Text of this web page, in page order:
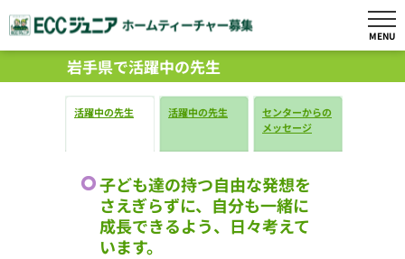
MENU
岩手県で活躍中の先生
活躍中の先生 活躍中の先生
センターからの
メッセージ
子ども達の持つ自由な発想を
さえぎらずに、自分も一緒に
成長できるよう、日々考えて
います。